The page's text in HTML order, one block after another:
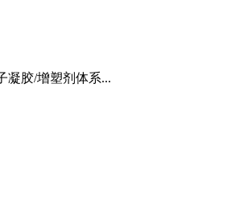
凝胶/增塑剂体系...